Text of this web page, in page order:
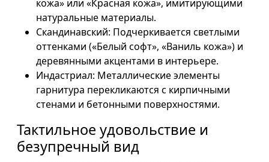
кожа» или «Красная кожа», имитирующими
натуральные материалы.
Скандинавский: Подчеркивается светлыми
оттенками («Белый софт», «Ваниль кожа») и
деревянными акцентами в интерьере.
Индастриал: Металлические элементы
гарнитура перекликаются с кирпичными
стенами и бетонными поверхностями.
Тактильное удовольствие и
безупречный вид